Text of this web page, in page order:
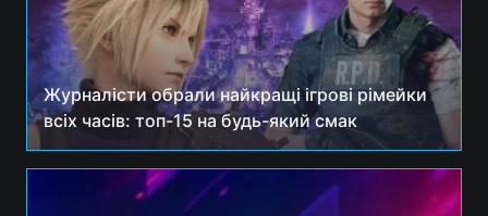
Журналісти обрали найкращі ігрові рімейки
всіх часів: топ-15 на будь-який смак